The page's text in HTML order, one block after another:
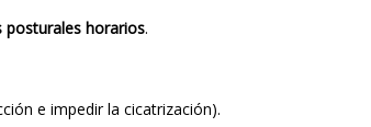
posturales horarios.
e impedir la cicatrización).